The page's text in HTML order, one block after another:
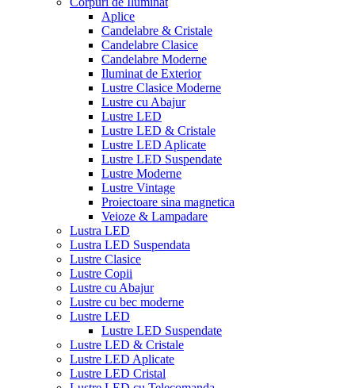
Aplice
Candelabre & Cristale
Candelabre Clasice
Candelabre Moderne
Iluminat de Exterior
Lustre Clasice Moderne
Lustre cu Abajur
Lustre LED
Lustre LED & Cristale
Lustre LED Aplicate
Lustre LED Suspendate
Lustre Moderne
Lustre Vintage
Proiectoare sina magnetica
Veioze & Lampadare
Lustra LED
Lustra LED Suspendata
Lustre Clasice
Lustre Copii
Lustre cu Abajur
Lustre cu bec moderne
Lustre LED
Lustre LED Suspendate
Lustre LED & Cristale
Lustre LED Aplicate
Lustre LED Cristal